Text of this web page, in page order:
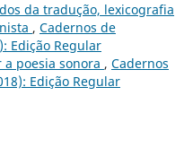
da tradução, lexicografia
, Cadernos de
Edição Regular
poesia sonora , Cadernos
Edição Regular